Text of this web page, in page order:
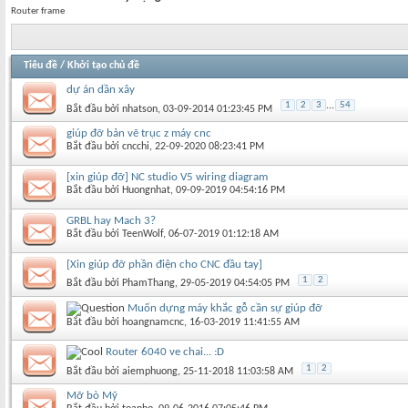
Router frame
Tiêu đề / Khởi tạo chủ đề
dự án dần xây
Bắt đầu bởi nhatson‎, 03-09-2014 01:23:45 PM 1 2 3 ... 54
giúp đỡ bản vẽ trục z máy cnc
Bắt đầu bởi cncchi‎, 22-09-2020 08:23:41 PM
[xin giúp đỡ] NC studio V5 wiring diagram
Bắt đầu bởi Huongnhat‎, 09-09-2019 04:54:16 PM
GRBL hay Mach 3?
Bắt đầu bởi TeenWolf‎, 06-07-2019 01:12:18 AM
[Xin giúp đỡ phần điện cho CNC đầu tay]
Bắt đầu bởi PhamThang‎, 29-05-2019 04:54:05 PM 1 2
Muốn dựng máy khắc gỗ cần sự giúp đỡ
Bắt đầu bởi hoangnamcnc‎, 16-03-2019 11:41:55 AM
Router 6040 ve chai... :D
Bắt đầu bởi aiemphuong‎, 25-11-2018 11:03:58 AM 1 2
Mỡ bò Mỹ